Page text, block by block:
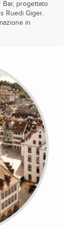
Bar, progettato
Ruedi Giger.
in